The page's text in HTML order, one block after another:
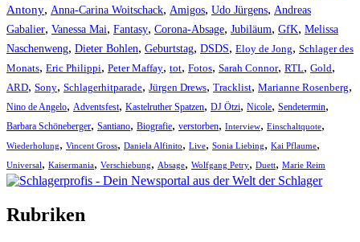
Antony, Anna-Carina Woitschack, Amigos, Udo Jürgens, Andreas
Gabalier, Vanessa Mai, Fantasy, Corona-Absage, Jubiläum, GfK, Melissa
Naschenweng, Dieter Bohlen, Geburtstag, DSDS, Eloy de Jong, Schlager des
Monats, Eric Philippi, Peter Maffay, tot, Fotos, Sarah Connor, RTL, Gold,
ARD, Sony, Schlagerhitparade, Jürgen Drews, Tracklist, Marianne Rosenberg,
Nino de Angelo, Adventsfest, Kastelruther Spatzen, DJ Ötzi, Nicole, Sendetermin,
Barbara Schöneberger, Santiano, Biografie, verstorben, Interview, Einschaltquote,
Wiederholung, Vincent Gross, Daniela Alfinito, Live, Sonia Liebing, Kai Pflaume,
Universal, Kaisermania, Verschiebung, Absage, Wolfgang Petry, Duett, Marie Reim
Rubriken